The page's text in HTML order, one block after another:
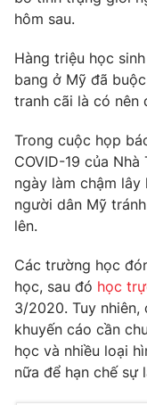
Photo
Video
VTV Money
VTV Sức khoẻ
Thị trường 24h
VTV4
VTV9
hôm sau.
Hàng triệu học
bang ở Mỹ đã
tranh cãi là có nên
Trong cuộc họp
COVID-19 của
ngày làm chậm
người dân Mỹ
lên.
Các trường học
học, sau đó học
3/2020. Tuy nhiên,
khuyến cáo cần
học và nhiều loại
nữa để hạn chế sự